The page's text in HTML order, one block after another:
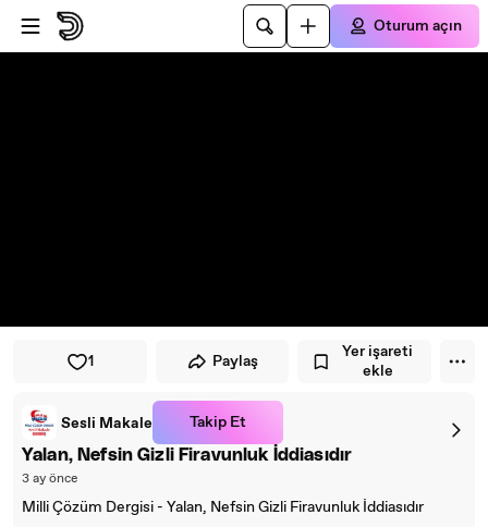
Oynatıcıya atla
Ana içeriğe atla
Oturum açın
1 Paylaş
Yer işareti
ekle
Sesli Makale Takip Et
Yalan, Nefsin Gizli Firavunluk İddiasıdır
3 ay önce
Milli Çözüm Dergisi - Yalan, Nefsin Gizli Firavunluk İddiasıdır